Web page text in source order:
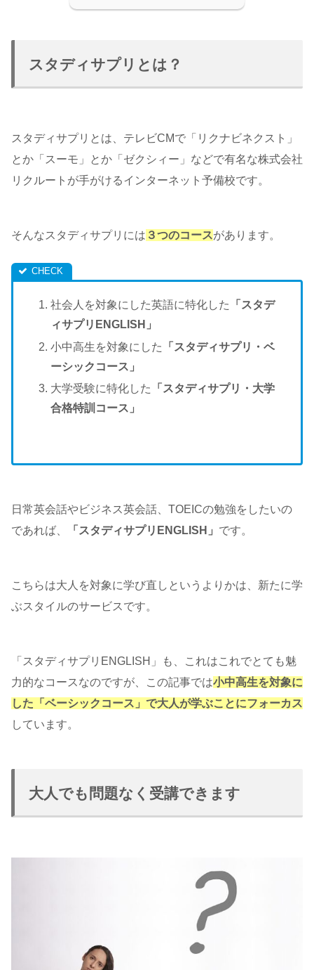
スタディサプリとは？
スタディサプリとは、テレビCMで「リクナビネクスト」
とか「スーモ」とか「ゼクシィー」などで有名な株式会社
リクルートが手がけるインターネット予備校です。
そんなスタディサプリには ３つのコースがあります。
社会人を対象にした英語に特化した
「スタデ
ィサプリENGLISH」
小中高生を対象にした
「スタディサプリ・ベ
ーシックコース」
大学受験に特化した
「スタディサプリ・大学
合格特訓コース」
日常英会話やビジネス英会話、TOEICの勉強をしたいの
であれば、
「スタディサプリENGLISH」 です。
こちらは大人を対象に学び直しというよりかは、新たに学
ぶスタイルのサービスです。
「スタディサプリENGLISH」も、これはこれでとても魅
力的なコースなのですが、この記事では小中高生を対象に
した「ベーシックコース」で大人が学ぶことにフォーカス
しています。
大人でも問題なく受講できます